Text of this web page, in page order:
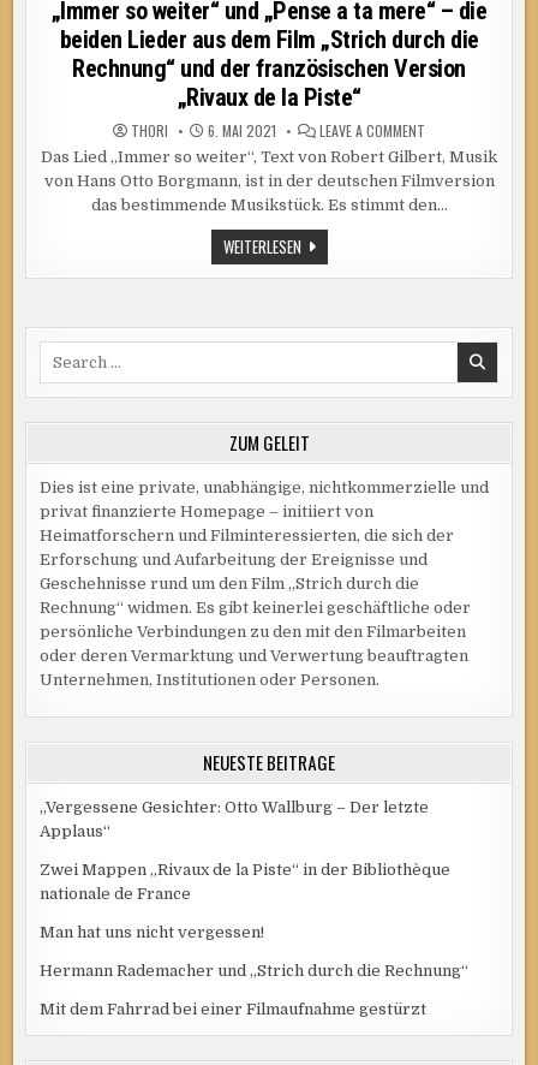
„Immer so weiter“ und „Pense a ta mere“ – die
beiden Lieder aus dem Film „Strich durch die
Rechnung“ und der französischen Version
„Rivaux de la Piste“
THORI 6. MAI 2021 LEAVE A COMMENT
SO
WEITER“
UND
„PENSE
A
DIE
DEM
FILM
„STRICH
DIE
RECHNUNG“
UND
VERSION
„RIVAUX
DE
Das Lied „Immer so weiter“, Text von Robert Gilbert, Musik
von Hans Otto Borgmann, ist in der deutschen Filmversion
das bestimmende Musikstück. Es stimmt den…
WEITERLESEN„IMMER
SO
WEITER“
A
TA
DIE
BEIDEN
AUS
DEM
FILM
„STRICH
DURCH
DIE
RECHNUNG“
UND
DER
FRANZÖSISCHEN
VERSION
„RIVAUX
DE
LA
PISTE“
ZUM GELEIT
Dies ist eine private, unabhängige, nichtkommerzielle und
privat finanzierte Homepage – initiiert von
Heimatforschern und Filminteressierten, die sich der
Erforschung und Aufarbeitung der Ereignisse und
Geschehnisse rund um den Film „Strich durch die
Rechnung“ widmen. Es gibt keinerlei geschäftliche oder
persönliche Verbindungen zu den mit den Filmarbeiten
oder deren Vermarktung und Verwertung beauftragten
Unternehmen, Institutionen oder Personen.
NEUESTE BEITRÄGE
„Vergessene Gesichter: Otto Wallburg – Der letzte
Applaus“
Zwei Mappen „Rivaux de la Piste“ in der Bibliothèque
nationale de France
Man hat uns nicht vergessen!
Hermann Rademacher und „Strich durch die Rechnung“
Mit dem Fahrrad bei einer Filmaufnahme gestürzt